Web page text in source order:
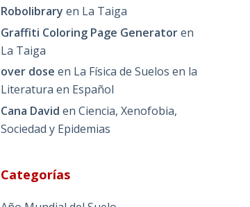
Robolibrary en La Taiga
Graffiti Coloring Page Generatoren
La Taiga
over dose en La Física de Suelos en la
Literatura en Español
Cana David enCiencia, Xenofobia,
Sociedad y Epidemias
Categorías